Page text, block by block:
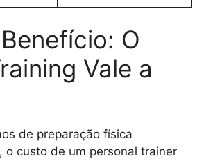
O
Vale a
de preparação física
o custo de um personal trainer